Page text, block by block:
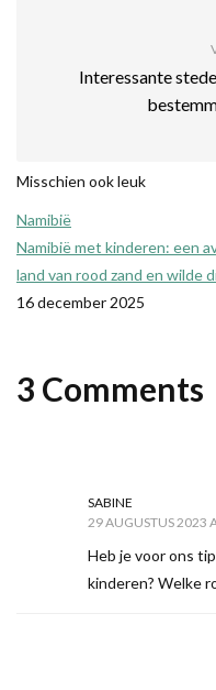
Interessante
Misschien ook leuk
Namibië
Namibië met kinderen: een
land van rood zand en wilde
16 december 2025
3 Comments
SABINE
29 AUGUSTUS 2023
Heb je voor ons
kinderen? Welke